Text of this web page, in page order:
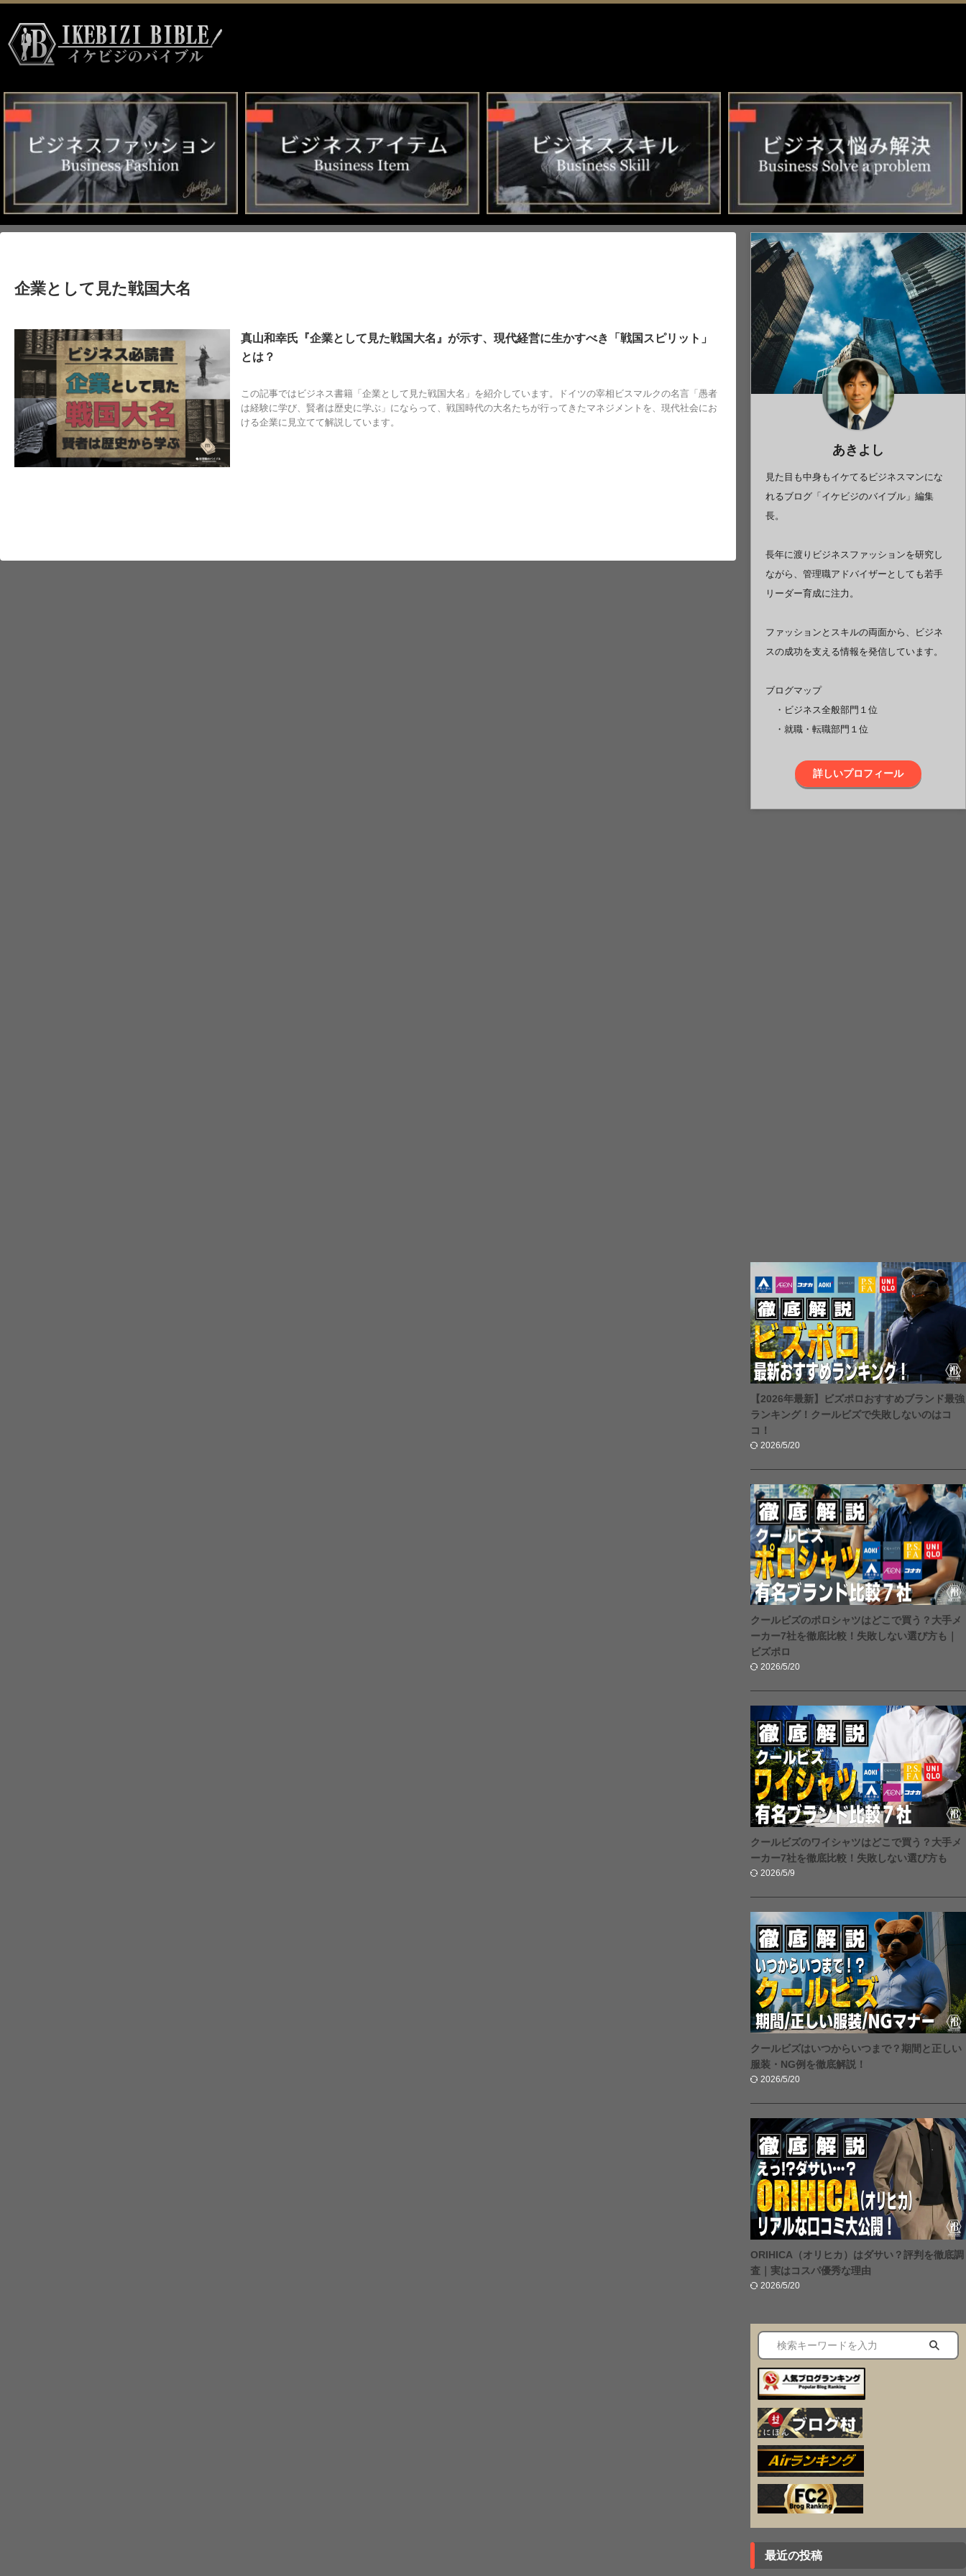
企業として見た戦国大名
真山和幸氏『企業として見た戦国大名』が示す、現代経営に生かすべき「戦国スピリット」
とは？
この記事ではビジネス書籍「企業として見た戦国大名」を紹介しています。ドイツの宰相ビスマルクの名言「愚者
は経験に学び、賢者は歴史に学ぶ」にならって、戦国時代の大名たちが行ってきたマネジメントを、現代社会にお
ける企業に見立てて解説しています。
あきよし
見た目も中身もイケてるビジネスマンにな
れるブログ「イケビジのバイブル」編集
長。
長年に渡りビジネスファッションを研究し
ながら、管理職アドバイザーとしても若手
リーダー育成に注力。
ファッションとスキルの両面から、ビジネ
スの成功を支える情報を発信しています。
ブログマップ
・ビジネス全般部門１位
・就職・転職部門１位
詳しいプロフィール
【2026年最新】ビズポロおすすめブランド最強
ランキング！クールビズで失敗しないのはコ
コ！
2026/5/20
クールビズのポロシャツはどこで買う？大手メ
ーカー7社を徹底比較！失敗しない選び方も｜
ビズポロ
2026/5/20
クールビズのワイシャツはどこで買う？大手メ
ーカー7社を徹底比較！失敗しない選び方も
2026/5/9
クールビズはいつからいつまで？期間と正しい
服装・NG例を徹底解説！
2026/5/20
ORIHICA（オリヒカ）はダサい？評判を徹底調
査｜実はコスパ優秀な理由
2026/5/20
最近の投稿